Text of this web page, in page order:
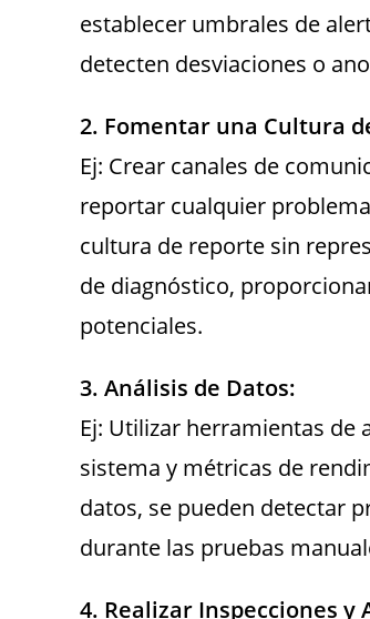
establecer umbrales de
detecten desviaciones o
2. Fomentar una Cultura
Ej: Crear canales de
reportar cualquier
cultura de reporte sin
de diagnóstico,
potenciales.
3. Análisis de Datos:
Ej: Utilizar herramientas de
sistema y métricas de
datos, se pueden detectar
durante las pruebas
4. Realizar Inspecciones y